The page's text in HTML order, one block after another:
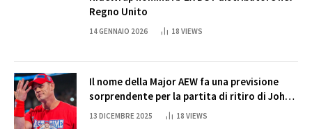
Regno Unito
14 GENNAIO 2026 18 VIEWS
Il nome della Major AEW fa una previsione
sorprendente per la partita di ritiro di John
Cena
13 DICEMBRE 2025 18 VIEWS